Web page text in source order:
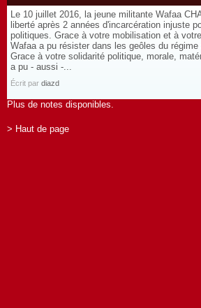
Le 10 juillet 2016, la jeune militante Wafaa
liberté après 2 années d'incarcération injuste
politiques. Grace à votre mobilisation et à
Wafaa a pu résister dans les geôles du
Grace à votre solidarité politique, morale,
a pu - aussi -...
Écrit par diazd
Plus de notes disponibles.
> Haut de page